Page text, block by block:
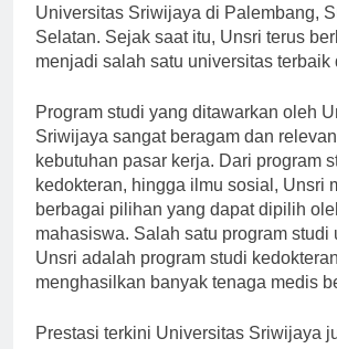
Universitas Sriwijaya di Palembang,
Selatan. Sejak saat itu, Unsri terus
menjadi salah satu universitas terbaik
Program studi yang ditawarkan oleh
Sriwijaya sangat beragam dan
kebutuhan pasar kerja. Dari program
kedokteran, hingga ilmu sosial, Unsri
berbagai pilihan yang dapat dipilih
mahasiswa. Salah satu program studi
Unsri adalah program studi
menghasilkan banyak tenaga medis
Prestasi terkini Universitas Sriwijaya